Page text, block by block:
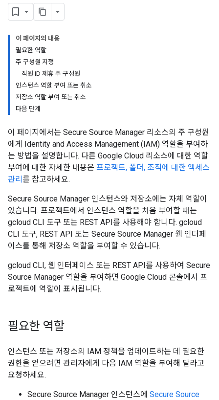
이 페이지의 내용
필요한 역할
주 구성원 지정
직원 ID 제휴 주 구성원
인스턴스 역할 부여 또는 취소
저장소 역할 부여 또는 취소
다음 단계
이 페이지에서는 Secure Source Manager 리소스의 주 구성원
에게 Identity and Access Management (IAM) 역할을 부여하
는 방법을 설명합니다. 다른 Google Cloud 리소스에 대한 역할
부여에 대한 자세한 내용은 프로젝트, 폴더, 조직에 대한 액세스
관리 를 참고하세요.
Secure Source Manager 인스턴스와 저장소에는 자체 역할이
있습니다. 프로젝트에서 인스턴스 역할을 처음 부여할 때는
gcloud CLI 도구 또는 REST API를 사용해야 합니다. gcloud
CLI 도구, REST API 또는 Secure Source Manager 웹 인터페
이스를 통해 저장소 역할을 부여할 수 있습니다.
gcloud CLI, 웹 인터페이스 또는 REST API를 사용하여 Secure
Source Manager 역할을 부여하면 Google Cloud 콘솔에서 프
로젝트에 역할이 표시됩니다.
필요한 역할
인스턴스 또는 저장소의 IAM 정책을 업데이트하는 데 필요한
권한을 얻으려면 관리자에게 다음 IAM 역할을 부여해 달라고
요청하세요.
Secure Source Manager 인스턴스에 Secure Source